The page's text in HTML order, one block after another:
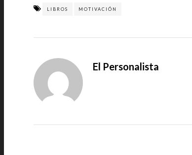
LIBROS MOTIVACIÓN
El Personalista